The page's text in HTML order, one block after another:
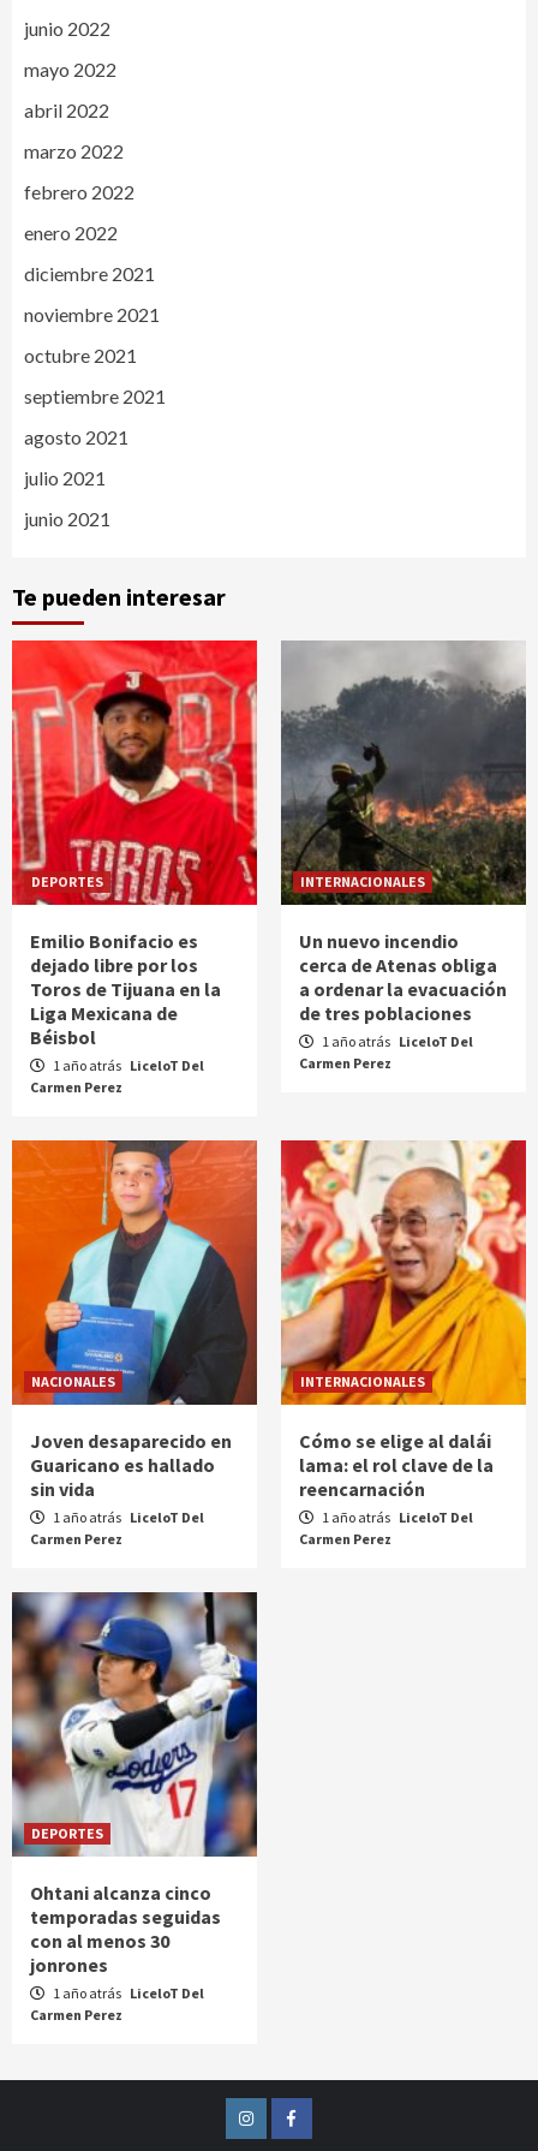
junio 2022
mayo 2022
abril 2022
marzo 2022
febrero 2022
enero 2022
diciembre 2021
noviembre 2021
octubre 2021
septiembre 2021
agosto 2021
julio 2021
junio 2021
Te pueden interesar
DEPORTES
Emilio Bonifacio es
dejado libre por los
Toros de Tijuana en la
Liga Mexicana de
Béisbol
1 año atrás LiceloT Del
Carmen Perez
INTERNACIONALES
Un nuevo incendio
cerca de Atenas obliga
a ordenar la evacuación
de tres poblaciones
1 año atrás LiceloT Del
Carmen Perez
NACIONALES
Joven desaparecido en
Guaricano es hallado
sin vida
1 año atrás LiceloT Del
Carmen Perez
INTERNACIONALES
Cómo se elige al dalái
lama: el rol clave de la
reencarnación
1 año atrás LiceloT Del
Carmen Perez
DEPORTES
Ohtani alcanza cinco
temporadas seguidas
con al menos 30
jonrones
1 año atrás LiceloT Del
Carmen Perez
InstagramFacebook